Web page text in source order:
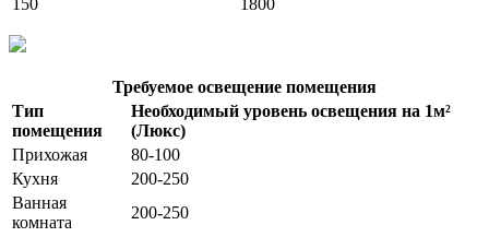
150
1800
Требуемое освещение помещения
Тип
помещения
Необходимый уровень освещения на 1м²
(Люкс)
Прихожая
80-100
Кухня
200-250
Ванная
комната
200-250